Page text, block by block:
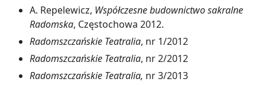
A. Repelewicz, Współczesne budownictwo sakralne
Radomska, Częstochowa 2012.
Radomszczańskie Teatralia, nr 1/2012
Radomszczańskie Teatralia, nr 2/2012
Radomszczańskie Teatralia, nr 3/2013